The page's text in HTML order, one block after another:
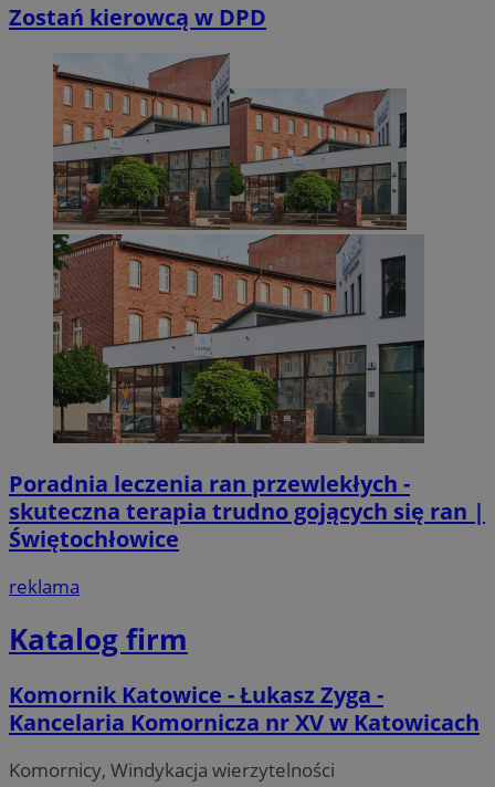
Zostań kierowcą w DPD
Poradnia leczenia ran przewlekłych -
skuteczna terapia trudno gojących się ran |
Świętochłowice
reklama
Katalog firm
Komornik Katowice - Łukasz Zyga -
Kancelaria Komornicza nr XV w Katowicach
Komornicy, Windykacja wierzytelności